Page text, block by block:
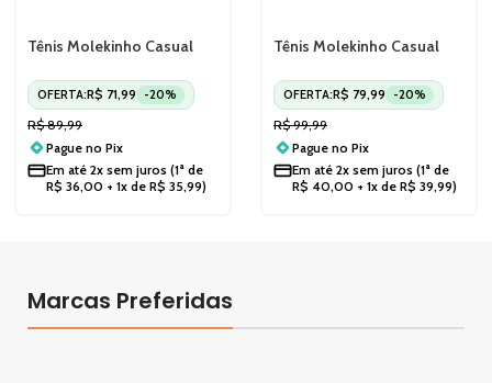
Tênis Molekinho Casual
2864100
OFERTA:R$ 71,99 -20%
R$89,99
Pague no Pix
Em até 2x sem juros (1ª de
R$ 36,00 + 1x de R$ 35,99)
Tênis Molekinho Casual
OFERTA:R$ 79,99 -20%
R$99,99
Pague no Pix
Em até 2x sem juros (1ª de
R$ 40,00 + 1x de R$ 39,99)
Marcas Preferidas